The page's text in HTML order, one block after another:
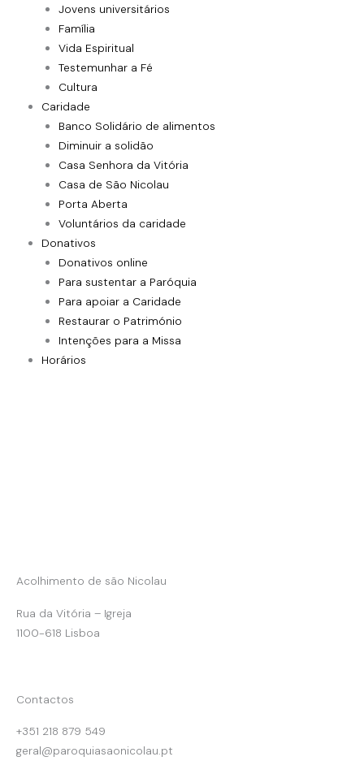
Jovens universitários
Família
Vida Espiritual
Testemunhar a Fé
Cultura
Caridade
Banco Solidário de alimentos
Diminuir a solidão
Casa Senhora da Vitória
Casa de São Nicolau
Porta Aberta
Voluntários da caridade
Donativos
Donativos online
Para sustentar a Paróquia
Para apoiar a Caridade
Restaurar o Património
Intenções para a Missa
Horários
Acolhimento de são Nicolau
Rua da Vitória – Igreja
1100-618 Lisboa
Contactos
+351 218 879 549
geral@paroquiasaonicolau.pt